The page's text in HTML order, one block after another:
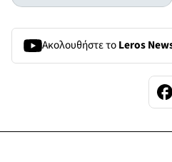
Ακολουθήστε τοLeros